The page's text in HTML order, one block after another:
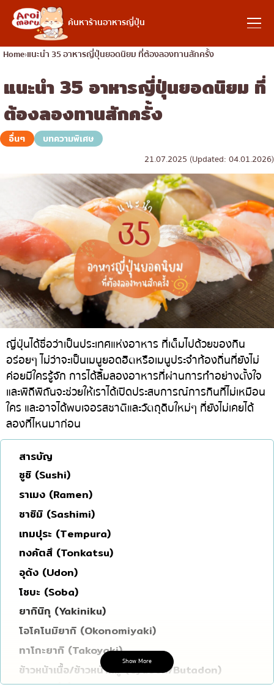
ค้นหาร้านอาหารญี่ปุ่น
อาหารญี่ปุ่น
ค้นหาร้านอาหาร
ค้นหาตามประเภทอาหาร
อิซากายะ
ปิ้งย่างญี่ปุ่น/ยากินิกุ
คัตสึด้ง/ทงคัตสึ
ชาบูชาบู/สุกี้ยากี้
แกงกะหรี่ญี่ปุ่น
ไก่ย่างเสียบไม้สไตล์ญี่ปุ่น
โซบะ/อุด้ง
ขนมหวานญี่ปุ่น
เทมปุระ
โอมากาเสะ
ร้านอาหารญี่ปุ่นระดับพรีเมียม
ซาชิมิ/อาหารทะเล
อาหารตะวันตกสไตล์ญี่ปุ่น
ปลาไหลย่าง
ข้าวปั้นญี่ปุ่น
โอโคโนมิยากิ/เทปปันยากิ
ด้ง (ข้าวหน้าต่างๆ)
บุฟเฟต์
มิชลิน
สเต็ก
ของทอดเสียบไม้
ค้นหาตามพื้นที่
เจริญกรุง
ธนบุรี
สยาม
ทองหล่อ
เอกมัย
พร้อมพงษ์
อโศก
อารีย์
สีลม
สาทร
อ่อนนุช
พระราม 9
รัชดา
พระโขนง
เพลินจิต
ชิดลม
บางนา
นานา
อุดมสุข
ศรีราชา
ไอคอนสยาม
คอลัมน์ความรู้
บทความพิเศษ
บทความที่KOLแนะนำ
Home แนะนำ 35 อาหารญี่ปุ่นยอดนิยม ที่ต้องลองทานสักครั้ง
แนะนำ 35 อาหารญี่ปุ่นยอดนิยม ที่
ต้องลองทานสักครั้ง
อื่นๆ
บทความพิเศษ
21.07.2025 (Updated: 04.01.2026)
ญี่ปุ่นได้ชื่อว่าเป็นประเทศแห่งอาหาร ที่เต็มไปด้วยของกิน
อร่อยๆ ไม่ว่าจะเป็นเมนูยอดฮิตหรือเมนูประจำท้องถิ่นที่ยังไม่
ค่อยมีใครรู้จัก การได้ลิ้มลองอาหารที่ผ่านการทำอย่างตั้งใจ
และพิถีพิถันจะช่วยให้เราได้เปิดประสบการณ์การกินที่ไม่เหมือน
ใคร และอาจได้พบเจอรสชาติและวัตถุดิบใหม่ๆ ที่ยังไม่เคยได้
ลองที่ไหนมาก่อน
สารบัญ
ซูชิ (Sushi)
ราเมง (Ramen)
ซาชิมิ (Sashimi)
เทมปุระ (Tempura)
ทงคัตสึ (Tonkatsu)
อุด้ง (Udon)
โซบะ (Soba)
ยากินิกุ (Yakiniku)
โอโคโนมิยากิ (Okonomiyaki)
ทาโกะยากิ (Takoyaki)
ข้าวหน้าเนื้อ/ข้าวหน้าหมู (Gyudon/Butadon)
แกงกะหรี่ญี่ปุ่น (Japanese Curry)
Show More